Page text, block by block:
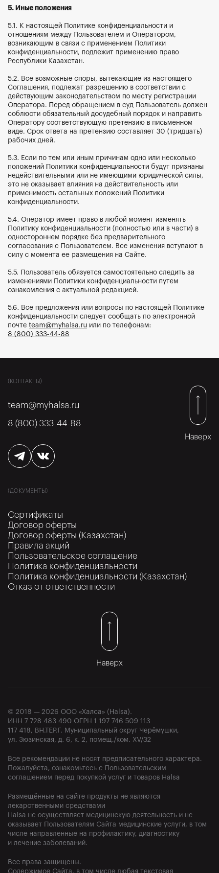
5. Иные положения
5.1. К настоящей Политике конфиденциальности и
отношениям между Пользователем и Оператором,
возникающим в связи с применением Политики
конфиденциальности, подлежит применению право
Республики Казахстан.
5.2. Все возможные споры, вытекающие из настоящего
Соглашения, подлежат разрешению в соответствии с
действующим законодательством по месту регистрации
Оператора. Перед обращением в суд Пользователь должен
соблюсти обязательный досудебный порядок и направить
Оператору соответствующую претензию в письменном
виде. Срок ответа на претензию составляет 30 (тридцать)
рабочих дней.
5.3. Если по тем или иным причинам одно или несколько
положений Политики конфиденциальности будут признаны
недействительными или не имеющими юридической силы,
это не оказывает влияния на действительность или
применимость остальных положений Политики
конфиденциальности.
5.4. Оператор имеет право в любой момент изменять
Политику конфиденциальности (полностью или в части) в
одностороннем порядке без предварительного
согласования с Пользователем. Все изменения вступают в
силу с момента ее размещения на Сайте.
5.5. Пользователь обязуется самостоятельно следить за
изменениями Политики конфиденциальности путем
ознакомления с актуальной редакцией.
5.6. Все предложения или вопросы по настоящей Политике
конфиденциальности следует сообщать по электронной
почте team@myhalsa.ru или по телефонам:
8 (800) 333-44-88
(КОНТАКТЫ)
team@myhalsa.ru
8 (800) 333-44-88
Наверх
(ДОКУМЕНТЫ)
Сертификаты
Договор оферты
Договор оферты (Казахстан)
Правила акций
Пользовательское соглашение
Политика конфиденциальности
Политика конфиденциальности (Казахстан)
Отказ от ответственности
Наверх
© 2018 — 2026 ООО «Халса» (Halsa).
ИНН 7 728 483 490 ОГРН 1 197 746 509 113
117 418, ВН.ТЕР.Г. Муниципальный округ Черёмушки,
ул. Зюзинская, д. 6, к. 2, помещ./ком. XV/32
Все рекомендации не носят предписательного характера.
Пожалуйста, ознакомьтесь с Пользовательским
соглашением перед покупкой услуг и товаров Halsa
Размещённые на сайте продукты не являются
лекарственными средствами
Halsa не осуществляет медицинскую деятельность и не
оказывает Пользователям Сайта медицинские услуги, в том
числе направленные на профилактику, диагностику
и лечение заболеваний.
Все права защищены.
Содержимое Сайта, в том числе любая текстовая